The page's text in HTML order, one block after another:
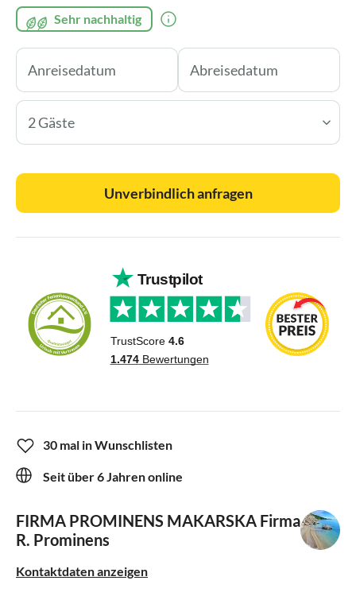
Sehr nachhaltig
2 Gäste
Unverbindlich anfragen
30 mal in Wunschlisten
Seit über 6 Jahren online
FIRMA PROMINENS MAKARSKA Firma
R. Prominens
Kontaktdaten anzeigen